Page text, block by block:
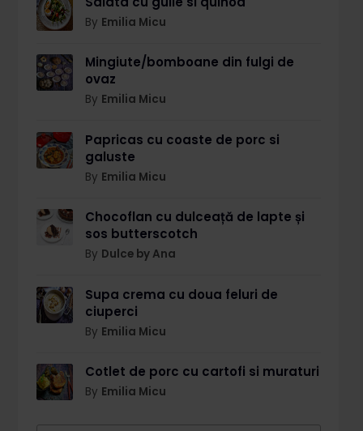
By Emilia Micu
Mingiute/bomboane din fulgi de
ovaz
By Emilia Micu
Papricas cu coaste de porc si
galuste
By Emilia Micu
Chocoflan cu dulceață de lapte și
sos butterscotch
By Dulce by Ana
Supa crema cu doua feluri de
ciuperci
By Emilia Micu
Cotlet de porc cu cartofi si muraturi
By Emilia Micu